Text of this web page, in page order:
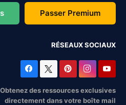
Passer Premium
RÉSEAUX SOCIAUX
Obtenez des ressources exclusives
directement dans votre boîte mail